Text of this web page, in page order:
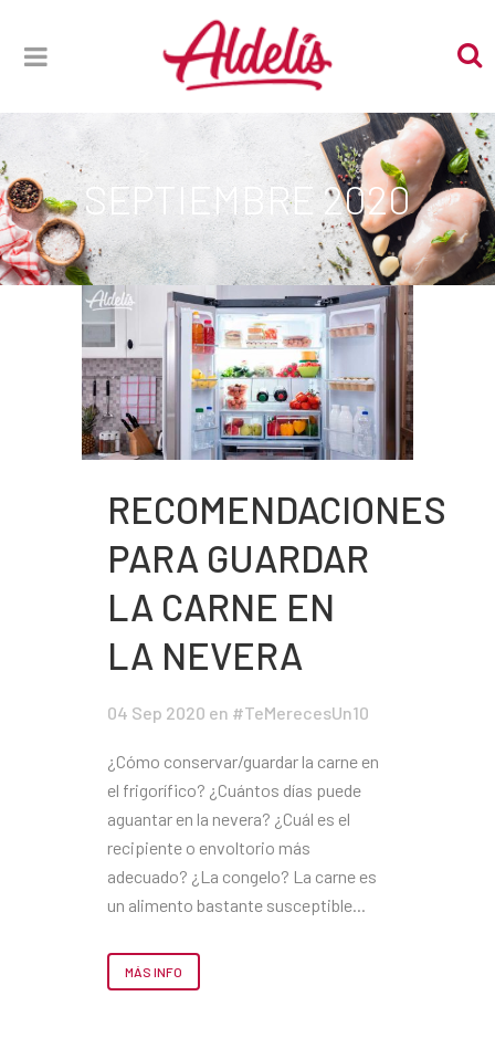
SEPTIEMBRE 2020
RECOMENDACIONES
PARA GUARDAR
LA CARNE EN
LA NEVERA
04 Sep 2020 en #TeMerecesUn10
¿Cómo conservar/guardar la carne en
el frigorífico? ¿Cuántos días puede
aguantar en la nevera? ¿Cuál es el
recipiente o envoltorio más
adecuado? ¿La congelo? La carne es
un alimento bastante susceptible...
MÁS INFO